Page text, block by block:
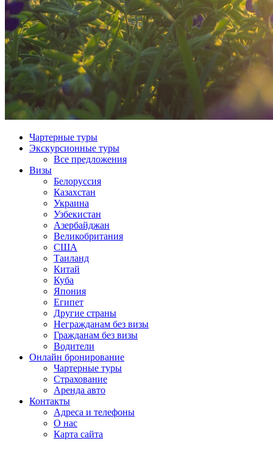
Чартерные туры
Экскурсионные туры
Все предложения
Визы
Белоруссия
Казахстан
Украина
Узбекистан
Азербайджан
Великобритания
США
Таиланд
Китай
Куба
Япония
Египет
Другие страны
Негражданам без визы
Гражданам без визы
Водители
Онлайн бронирование
Чартерные туры
Страхование
Аренда авто
Контакты
Адреса и телефоны
О нас
Карта сайта